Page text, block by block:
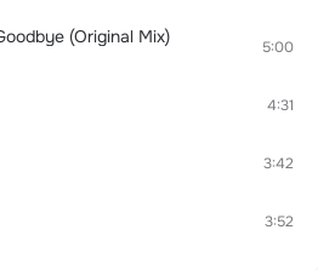
(Original Mix) 5:00
4:31
3:42
3:52